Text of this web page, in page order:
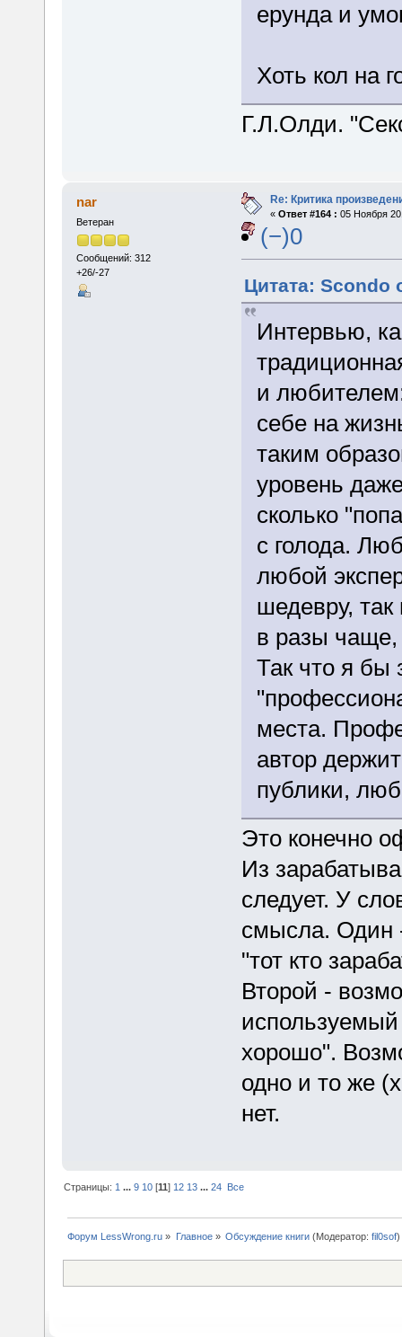
ерунда и
Хоть кол на
Г.Л.Олди.
nar
Ветеран
Сообщений: 312
+26/-27
Re: Критика
« Ответ #164 : 05 Ноября
(−)0
Цитата: Scondo
Интервью,
и
себе на
таким
уровень
сколько
с голода.
любой
шедевру, так
в разы
Так что я бы
места.
автор
публики,
Это конечно
Из
следует. У
смысла. Один -
"тот кто
Второй -
используемый
хорошо".
одно и то же
нет.
Страницы: 1 ...9 10 [11] 12 13 ...24 Все
Форум LessWrong.ru » Главное» Обсуждение книги(Модератор: fil0sof)